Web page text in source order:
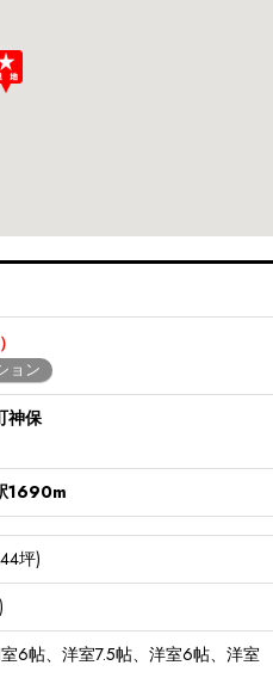
ョン
神保
1690m
坪)
室6帖、洋室7.5帖、洋室6帖、洋室